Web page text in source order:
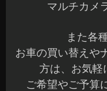
マルチカメ
また各
お車の買い替えや
方は、お気軽
ご希望やご予算